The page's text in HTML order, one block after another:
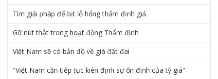
Tìm giải pháp để bịt lỗ hổng thẩm định giá
Gỡ nút thắt trong hoạt động Thẩm định
Việt Nam sẽ có bản đồ về giá đất đai
"Việt Nam cần tiếp tục kiên định sự ổn định của tỷ giá"